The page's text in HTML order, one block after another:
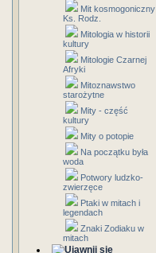
Mit kosmogoniczny
Ks. Rodz.
Mitologia w historii
kultury
Mitologie Czarnej
Afryki
Mitoznawstwo
starożytne
Mity - część
kultury
Mity o potopie
Na początku była
woda
Potwory ludzko-
zwierzęce
Ptaki w mitach i
legendach
Znaki Zodiaku w
mitach